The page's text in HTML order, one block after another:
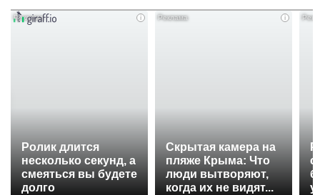
i
Ролик длится
несколько секунд, а
смеяться вы будете
долго
i
Скрытая камера на
пляже Крыма: Что
люди вытворяют,
когда их не видят...